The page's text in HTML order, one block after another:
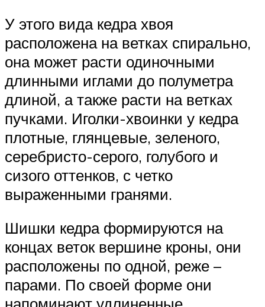
У этого вида кедра хвоя
расположена на ветках спирально,
она может расти одиночными
длинными иглами до полуметра
длиной, а также расти на ветках
пучками. Иголки-хвоинки у кедра
плотные, глянцевые, зеленого,
серебристо-серого, голубого и
сизого оттенков, с четко
выраженными гранями.
Шишки кедра формируются на
концах веток вершине кроны, они
расположены по одной, реже –
парами. По своей форме они